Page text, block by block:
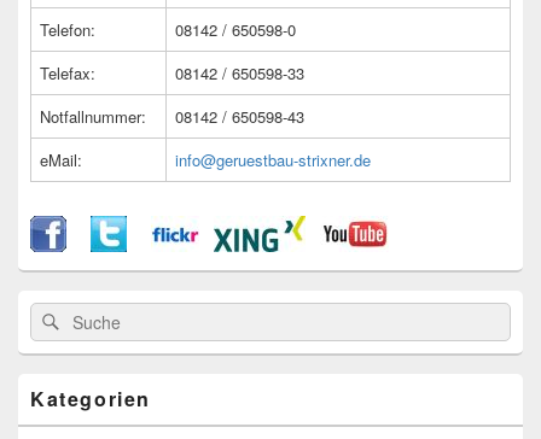
Telefon:
08142 / 650598-0
Telefax:
08142 / 650598-33
Notfallnummer:
08142 / 650598-43
eMail:
info@geruestbau-strixner.de
Suche
nach:
Suche
Kategorien